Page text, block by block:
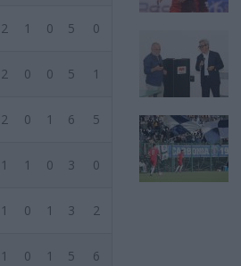
2 1 0 5 0
2 0 0 5 1
2 0 1 6 5
1 1 0 3 0
1 0 1 3 2
1 0 1 5 6